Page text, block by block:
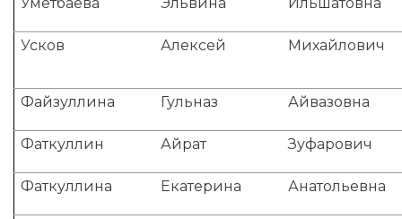
Усков Алексей Михайлович
Файзуллина Гульназ Айвазовна
Фаткуллин Айрат Зуфарович
Фаткуллина Екатерина Анатольевна